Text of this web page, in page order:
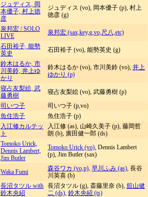
ジュディス, 岡
本優子, 村上徳
彦
ジュディス (vo), 岡本優子 (p), 村上
徳彦 (g)
泉邦宏 / SOLO
LIVE
泉邦宏 (sax,key,g,vo,尺八,etc)
石田裕子, 能勢
英史
石田裕子 (vo), 能勢英史 (g)
鈴木はるか, 市
川美鈴, 井上ゆ
かり
鈴木はるか (vo), 市川美鈴 (vo), 井上
ゆかり (p)
寝占友梨絵, 武
藤勇樹
寝占友梨絵 (vo), 武藤勇樹 (p)
司いつ子
司いつ子 (p,vo)
魚住浩子
魚住浩子 (p)
入江修カルテッ
ト
入江修 (as), 山崎久美子 (p), 藤岡哲
朗 (b), 廣田健一郎 (ds)
Tomoko Urick,
Dennis Lambert,
Jim Butler
Tomoko Urick (vo), Dennis Lambert
(p), Jim Butler (sax)
Waka Fumi 森谷ワカ (vo,p), 早川ふみ (as), 長谷
川英喜 (b)
長沼タツル with
鈴木央紹
長沼タツル (g), 斎藤里奈 (b), 舘山健
二 (ds), 鈴木央紹 (ts)